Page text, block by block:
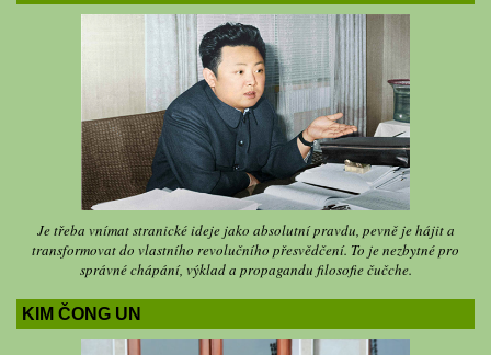
Je třeba vnímat stranické ideje jako absolutní pravdu, pevně je hájit a
transformovat do vlastního revolučního přesvědčení. To je nezbytné pro
správné chápání, výklad a propagandu filosofie čučche.
KIM ČONG UN